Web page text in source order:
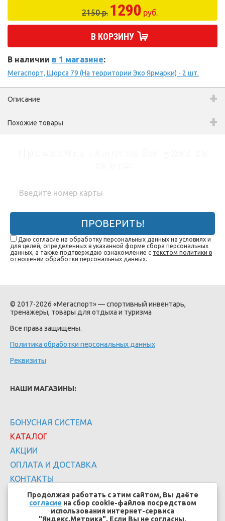
2150 р. 1290 руб.
В КОРЗИНУ
В наличии в 1 магазине:
Мегаспорт, Щорса 79 (На территории Эко Ярмарки) - 2 шт.
Описание
Похожие товары
ПРОВЕРИТЬ!
Даю согласие на обработку персональных данных на условиях и
для целей, определенных в указанной форме сбора персональных
данных, а также подтверждаю ознакомление с текстом политики в
отношении обработки персональных данных.
© 2017-2026 «Мегаспорт» — спортивный инвентарь,
тренажеры, товары для отдыха и туризма
Все права защищены.
Политика обработки персональных данных
Реквизиты
НАШИ МАГАЗИНЫ:
БОНУСНАЯ СИСТЕМА
КАТАЛОГ
АКЦИИ
ОПЛАТА И ДОСТАВКА
КОНТАКТЫ
Продолжая работать с этим сайтом, Вы даёте
согласие на сбор cookie-файлов посредством
использования интернет-сервиса
"Яндекс.Метрика". Если Вы не согласны,